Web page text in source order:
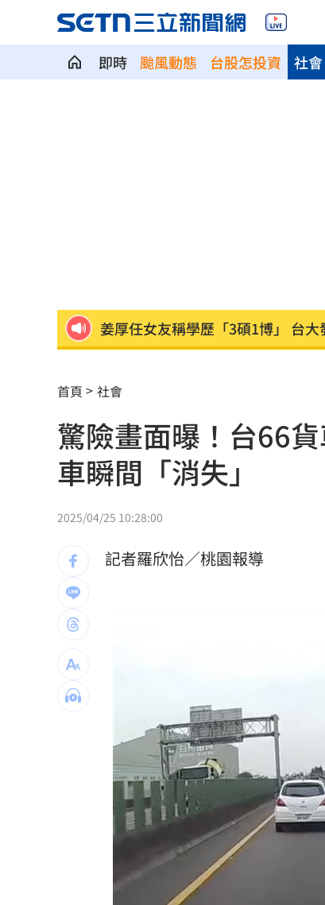
即時 颱風動態 台股怎投資 社會
下週台股能否突破反壓？專家點名
姜厚任女友稱學歷「3碩1博」 台大
官方認熊本地震為激甚災害 擴大國
美情報：普丁恐在今秋有限度攻擊
川普未明確指定接班人 傳力挺范斯
阿部雄大合約到831 林威助曝有續
楊紫瓊嗨慶64歲生日 豪門尪曬接
騎車半路沒油 連晨翔寶特瓶買汽
日本長壽秘密找到了！1食物穩血糖
台灣彩券開獎直播中 20:31
LIVE三立+24小時直播 15:27
三立iNEWS新聞台線上直播
首頁 社會
驚險畫面曝！台66
車瞬間「消失」
2025/04/25 10:28:00
記者羅欣怡／桃園報導